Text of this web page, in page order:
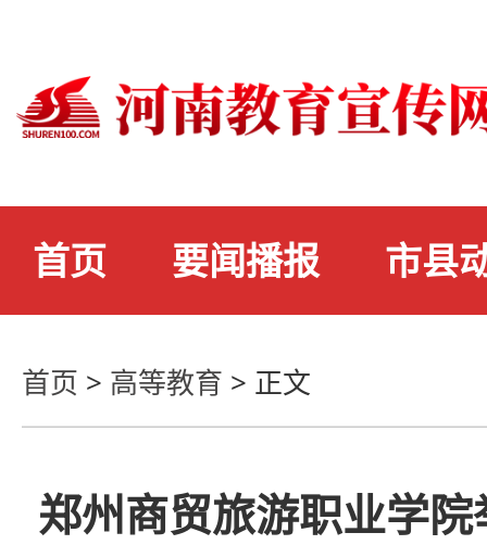
首页 要闻播报 市县
首页 > 高等教育 > 正文
郑州商贸旅游职业学